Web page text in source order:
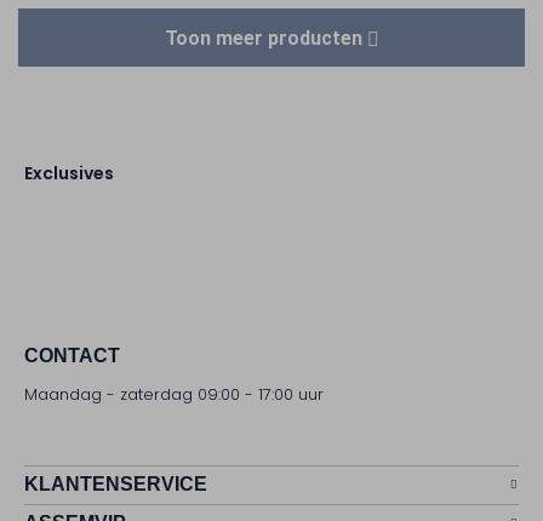
Toon meer producten
Exclusives
CONTACT
Maandag - zaterdag 09:00 - 17:00 uur
KLANTENSERVICE